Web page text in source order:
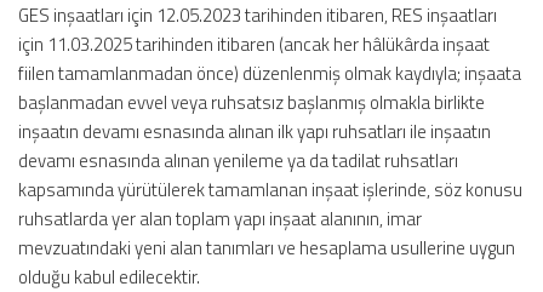
GES inşaatları için 12.05.2023 tarihinden itibaren, RES inşaatları
için 11.03.2025 tarihinden itibaren (ancak her hâlükârda inşaat
fiilen tamamlanmadan önce) düzenlenmiş olmak kaydıyla; inşaata
başlanmadan evvel veya ruhsatsız başlanmış olmakla birlikte
inşaatın devamı esnasında alınan ilk yapı ruhsatları ile inşaatın
devamı esnasında alınan yenileme ya da tadilat ruhsatları
kapsamında yürütülerek tamamlanan inşaat işlerinde, söz konusu
ruhsatlarda yer alan toplam yapı inşaat alanının, imar
mevzuatındaki yeni alan tanımları ve hesaplama usullerine uygun
olduğu kabul edilecektir.